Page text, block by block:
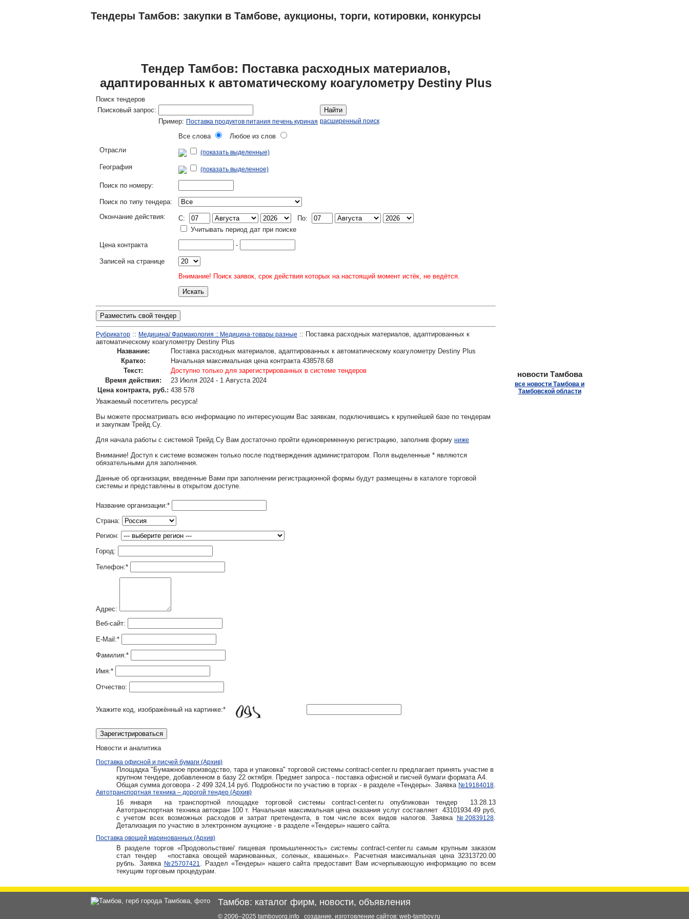
Тендеры Тамбов: закупки в Тамбове, аукционы, торги, котировки, конкурсы
Тендер Тамбов: Поставка расходных материалов,
адаптированных к автоматическому коагулометру Destiny Plus
Поиск тендеров
Поисковый запрос:
Найти
Пример: Поставка продуктов питания печень куриная расширенный поиск
Все слова
Любое из слов
Отрасли
(показать выделенные)
География (показать выделенное)
Поиск по номеру:
Поиск по типу тендера:
Окончание действия:
C:
По:
Учитывать период дат при поиске
Цена контракта
-
Записей на странице
Внимание! Поиск заявок, срок действия которых на настоящий момент истёк, не ведётся.
Разместить свой тендер
Рубрикатор :: Медицина/ Фармакология :: Медицина-товары разные :: Поставка расходных материалов, адаптированных к
автоматическому коагулометру Destiny Plus
Название:
Поставка расходных материалов, адаптированных к автоматическому коагулометру Destiny Plus
Кратко:
Начальная максимальная цена контракта 438578.68
Текст:
Доступно только для зарегистрированных в системе тендеров
Время действия:
23 Июля 2024 - 1 Августа 2024
Цена контракта, руб.: 438 578
Уважаемый посетитель ресурса!
Вы можете просматривать всю информацию по интересующим Вас заявкам, подключившись к крупнейшей базе по тендерам
и закупкам Трейд.Су.
Для начала работы с системой Трейд.Су Вам достаточно пройти единовременную регистрацию, заполнив форму ниже
Внимание! Доступ к системе возможен только после подтверждения администратором. Поля выделенные * являются
обязательными для заполнения.
Данные об организации, введенные Вами при заполнении регистрационной формы будут размещены в каталоге торговой
системы и представлены в открытом доступе.
Название организации:*
Страна:
Регион:
Город:
Телефон:*
Адрес:
Веб-сайт:
E-Mail:*
Фамилия:*
Имя:*
Отчество:
Укажите код, изображённый на картинке:*
Новости и аналитика
Поставка офисной и писчей бумаги (Архив)
Площадка "Бумажное производство, тара и упаковка" торговой системы contract-center.ru предлагает принять участие в
крупном тендере, добавленном в базу 22 октября. Предмет запроса - поставка офисной и писчей бумаги формата А4.
Общая сумма договора - 2 499 324,14 руб. Подробности по участию в торгах - в разделе «Тендеры». Заявка №19184018.
Автотранспортная техника – дорогой тендер (Архив)
16 января на транспортной площадке торговой системы contract-center.ru опубликован тендер 13.28.13
Автотранспортная техника автокран 100 т. Начальная максимальная цена оказания услуг составляет 43101934.49 руб,
с учетом всех возможных расходов и затрат претендента, в том числе всех видов налогов. Заявка
№20839128.
Детализация по участию в электронном аукционе - в разделе «Тендеры» нашего сайта.
Поставка овощей маринованных (Архив)
В разделе торгов «Продовольствие/ пищевая промышленность» системы contract-center.ru самым крупным заказом
стал тендер «поставка овощей маринованных, соленых, квашеных». Расчетная максимальная цена 32313720.00
рубль. Заявка №25707421. Раздел «Тендеры» нашего сайта предоставит Вам исчерпывающую информацию по всем
текущим торговым процедурам.
новости Тамбова
все новости Тамбова и
Тамбовской области
Тамбов: каталог фирм, новости, объявления
© 2006–2025 tambovorg.info создание, изготовление сайтов: web-tambov.ru